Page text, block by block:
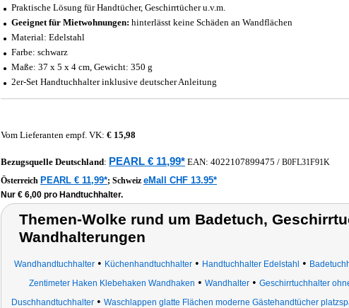
Praktische Lösung für Handtücher, Geschirrtücher u.v.m.
Geeignet für Mietwohnungen: hinterlässt keine Schäden an Wandflächen
Material: Edelstahl
Farbe: schwarz
Maße: 37 x 5 x 4 cm, Gewicht: 350 g
2er-Set Handtuchhalter inklusive deutscher Anleitung
Vom Lieferanten empf. VK: € 15,98
Bezugsquelle Deutschland: PEARL € 11,99* EAN: 4022107899475 / B0FL31F91K
Österreich PEARL € 11,99*; Schweiz eMall CHF 13.95*
Nur € 6,00 pro Handtuchhalter.
Themen-Wolke rund um Badetuch,
Wandhalterungen
Wandhandtuchhalter• Küchenhandtuchhalter• Handtuchhalter Edelstahl •
Zentimeter Haken Klebehaken Wandhaken • Wandhalter • Geschirrtuchhalter
Duschhandtuchhalter • Waschlappen glatte Flächen moderne Gästehandtücher